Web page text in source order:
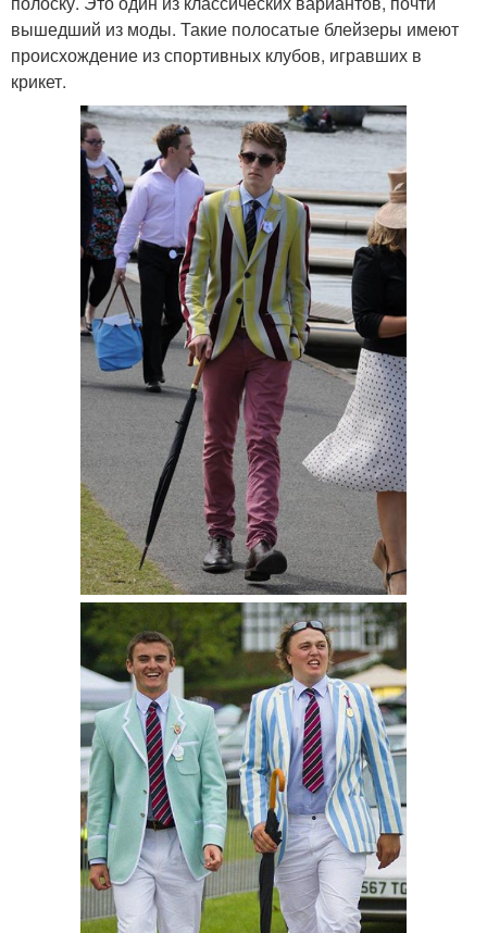
вышедший из моды. Такие полосатые блейзеры имеют
происхождение из спортивных клубов, игравших в
крикет.